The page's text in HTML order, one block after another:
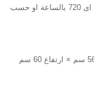
حتى 12 قطعة بالدقيقة اى 720 بالساعة او حسب